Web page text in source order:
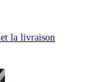
la livraison